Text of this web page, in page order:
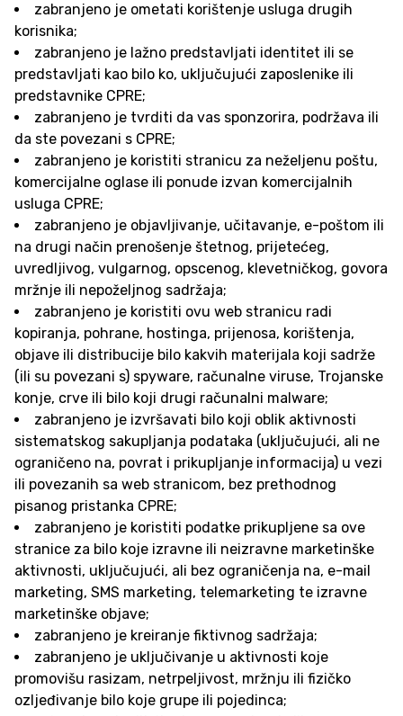
zabranjeno je ometati korištenje usluga drugih
korisnika;
zabranjeno je lažno predstavljati identitet ili se
predstavljati kao bilo ko, uključujući zaposlenike ili
predstavnike CPRE;
zabranjeno je tvrditi da vas sponzorira, podržava ili
da ste povezani s CPRE;
zabranjeno je koristiti stranicu za neželjenu poštu,
komercijalne oglase ili ponude izvan komercijalnih
usluga CPRE;
zabranjeno je objavljivanje, učitavanje, e-poštom ili
na drugi način prenošenje štetnog, prijetećeg,
uvredljivog, vulgarnog, opscenog, klevetničkog, govora
mržnje ili nepoželjnog sadržaja;
zabranjeno je koristiti ovu web stranicu radi
kopiranja, pohrane, hostinga, prijenosa, korištenja,
objave ili distribucije bilo kakvih materijala koji sadrže
(ili su povezani s) spyware, računalne viruse, Trojanske
konje, crve ili bilo koji drugi računalni malware;
zabranjeno je izvršavati bilo koji oblik aktivnosti
sistematskog sakupljanja podataka (uključujući, ali ne
ograničeno na, povrat i prikupljanje informacija) u vezi
ili povezanih sa web stranicom, bez prethodnog
pisanog pristanka CPRE;
zabranjeno je koristiti podatke prikupljene sa ove
stranice za bilo koje izravne ili neizravne marketinške
aktivnosti, uključujući, ali bez ograničenja na, e-mail
marketing, SMS marketing, telemarketing te izravne
marketinške objave;
zabranjeno je kreiranje fiktivnog sadržaja;
zabranjeno je uključivanje u aktivnosti koje
promovišu rasizam, netrpeljivost, mržnju ili fizičko
ozljeđivanje bilo koje grupe ili pojedinca;